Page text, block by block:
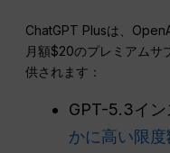
ChatGPT Plusは、
月額$20のプレミアムサ
供されます：
GPT-5.3イン
かに高い限度